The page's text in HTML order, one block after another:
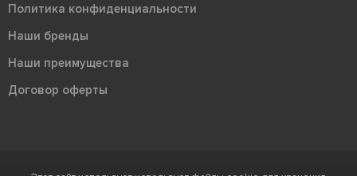
Политика конфиденциальности
Наши бренды
Наши преимущества
Договор оферты